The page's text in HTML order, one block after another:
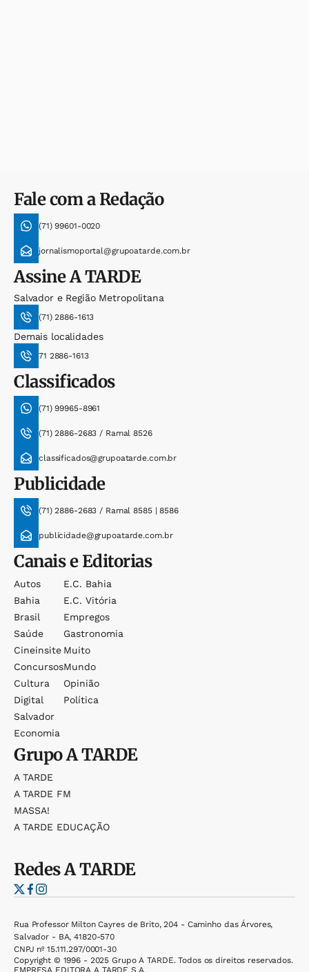
Fale com a Redação
(71) 99601-0020
jornalismoportal@grupoatarde.com.br
AssineA TARDE
Salvador e Região Metropolitana
(71) 2886-1613
Demais localidades
71 2886-1613
Classificados
(71) 99965-8961
(71) 2886-2683 / Ramal 8526
classificados@grupoatarde.com.br
Publicidade
(71) 2886-2683 / Ramal 8585 | 8586
publicidade@grupoatarde.com.br
Canais e Editorias
Autos
Bahia
Brasil
Saúde
Cineinsite
Concursos
Cultura
Digital
Salvador
Economia
E.c. Bahia
E.c. Vitória
Empregos
Gastronomia
Muito
Mundo
Opinião
Política
GrupoA TARDE
A TARDE
A TARDE FM
MASSA!
A TARDE EDUCAÇÃO
RedesA TARDE
Rua Professor Milton Cayres de Brito, 204 - Caminho das Árvores,
Salvador - BA, 41820-570
CNPJ nº 15.111.297/0001-30
Copyright © 1996 - 2025 Grupo A TARDE. Todos os direitos reservados.